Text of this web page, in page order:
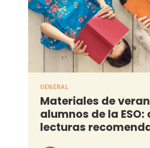
GENERAL
Materiales de
alumnos de la
lecturas